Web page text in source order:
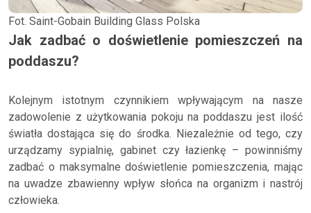
Fot. Saint-Gobain Building Glass Polska
Jak zadbać o doświetlenie pomieszczeń na
poddaszu?
Kolejnym istotnym czynnikiem wpływającym na nasze
zadowolenie z użytkowania pokoju na poddaszu jest ilość
światła dostająca się do środka. Niezależnie od tego, czy
urządzamy sypialnię, gabinet czy łazienkę – powinniśmy
zadbać o maksymalne doświetlenie pomieszczenia, mając
na uwadze zbawienny wpływ słońca na organizm i nastrój
człowieka.